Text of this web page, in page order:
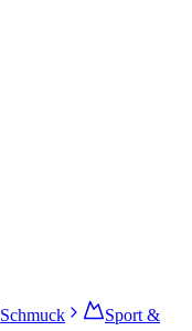
Schmuck
Sport &